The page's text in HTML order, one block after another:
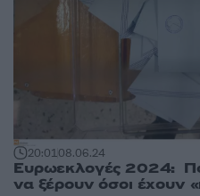
20:0108.06.24
Ευρωεκλογές 2024:
να ξέρουν όσοι έχουν